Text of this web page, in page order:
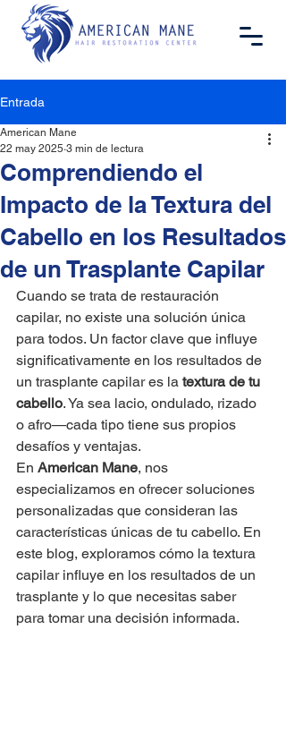
Entrada
Comprendiendo el
Impacto de la Textura del
Cabello en los Resultados
de un Trasplante Capilar
American Mane
22 may 2025 3 min de lectura
Cuando se trata de restauración
capilar, no existe una solución única
para todos. Un factor clave que influye
significativamente en los resultados de
un trasplante capilar es la textura de tu
cabello. Ya sea lacio, ondulado, rizado
o afro—cada tipo tiene sus propios
desafíos y ventajas.
En American Mane, nos
especializamos en ofrecer soluciones
personalizadas que consideran las
características únicas de tu cabello. En
este blog, exploramos cómo la textura
capilar influye en los resultados de un
trasplante y lo que necesitas saber
para tomar una decisión informada.